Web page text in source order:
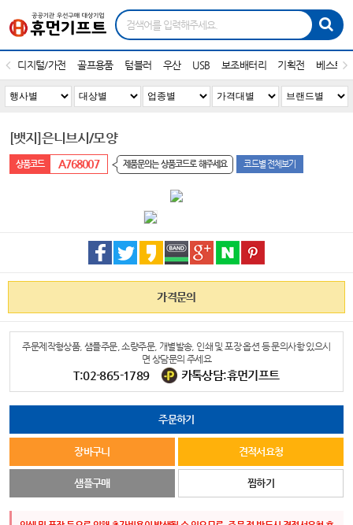
디지털/가전 골프용품 텀블러 우산 USB 보조배터리 기획전 베스트
[뱃지]은니브시/모양
A768007 제품문의는 상품코드로 해주세요 코드별 전체보기
가격문의
주문제작형상품, 샘플주문, 소량주문, 개별발송, 인쇄 및 포장 옵션 등 문의사항 있으시
면 상담문의 주세요
T:02-865-1789 카톡상담:휴먼기프트
주문하기
장바구니 견적서요청
샘플구매 찜하기